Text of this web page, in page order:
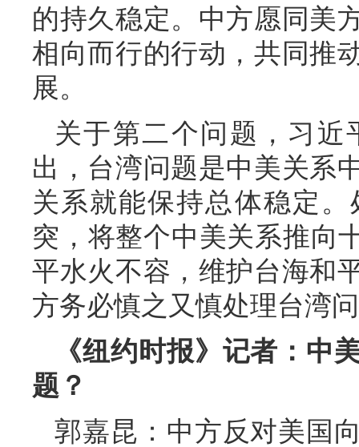
的持久稳定。中方愿同美
相向而行的行动，共同推
展。
关于第二个问题，习近
出，台湾问题是中美关系
关系就能保持总体稳定
突，将整个中美关系推向
平水火不容，维护台海和
方务必慎之又慎处理台湾
《纽约时报》记者：中
题？
郭嘉昆：中方反对美国